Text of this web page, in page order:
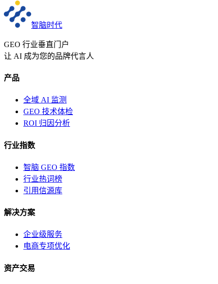
智脑时代
GEO 行业垂直门户
让 AI 成为您的品牌代言人
产品
全域 AI 监测
GEO 技术体检
ROI 归因分析
行业指数
智脑 GEO 指数
行业热词榜
引用信源库
解决方案
企业级服务
电商专项优化
资产交易